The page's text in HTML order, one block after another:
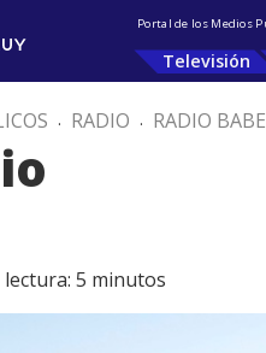
Portal de los Medios
Televisión
. RADIO . RADIO
5 minutos